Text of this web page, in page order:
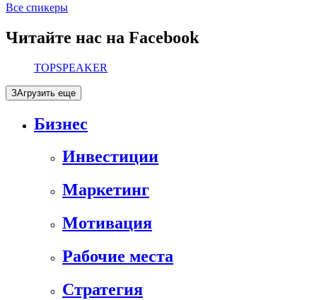
Все спикеры
Читайте нас на Facebook
TOPSPEAKER
ЗАгрузить еще
Бизнес
Инвестиции
Маркетинг
Мотивация
Рабочие места
Стратегия